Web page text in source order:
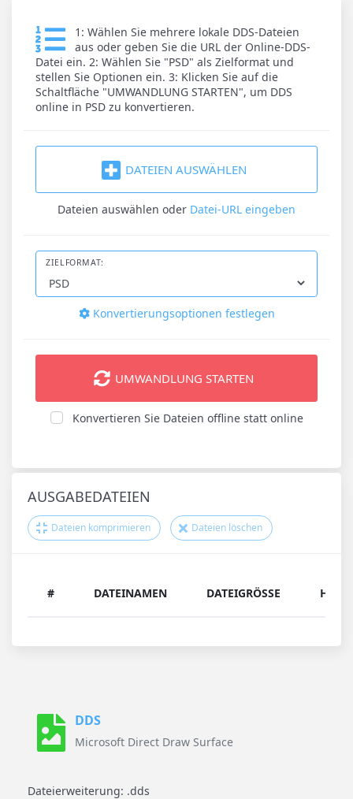
1: Wählen Sie mehrere lokale DDS-Dateien
aus oder geben Sie die URL der Online-DDS-
Datei ein. 2: Wählen Sie "PSD" als Zielformat und
stellen Sie Optionen ein. 3: Klicken Sie auf die
Schaltfläche "UMWANDLUNG STARTEN", um DDS
online in PSD zu konvertieren.
DATEIEN AUSWÄHLEN
Dateien auswählen oder Datei-URL eingeben
ZIELFORMAT:
Konvertierungsoptionen festlegen
UMWANDLUNG STARTEN
Konvertieren Sie Dateien offline statt online
AUSGABEDATEIEN
Dateien komprimieren Dateien löschen
# DATEINAMEN DATEIGRÖSSE
DDS
Microsoft Direct Draw Surface
Dateierweiterung: .dds